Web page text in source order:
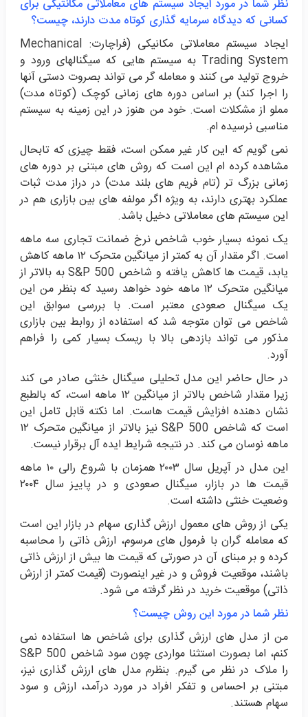
نظر شما در مورد ایجاد سیستم های معاملاتی مکانتیکی برای
کسانی که دیدگاه سرمایه گذاری کوتاه مدت دارند، چیست؟
ایجاد سیستم معاملاتی مکانیکی (فراچارت: Mechanical
Trading System به سیستم هایی که سیگنالهای ورود و
خروج تولید می کنند و معامله گر می تواند بصروت دستی آنها
را اجرا کند) بر اساس دوره های زمانی کوچک (کوتاه مدت)
مملو از مشکلات است. خود من هنوز در این زمینه به سیستم
مناسبی نرسیده ام.
نمی گویم که این کار غیر ممکن است، فقط چیزی که تابحال
مشاهده کرده ام این است که روش های مبتنی بر دوره های
زمانی بزرگ تر (تام فریم های بلند مدت) در دراز مدت ثبات
عملکرد بهتری دارند، به ویژه اگر مولفه های بین بازاری هم در
این سیستم های معاملاتی دخیل باشد.
یک نمونه بسیار خوب شاخص نرخ ضمانت تجاری سه ماهه
است. اگر مقدار آن به کمتر از میانگین متحرک ۱۲ ماهه کاهش
یابد، قیمت ها کاهش یافته و شاخص S&P 500 به بالاتر از
میانگین متحرک ۱۲ ماهه خود خواهد رسید که بنظر من این
یک سیگنال صعودی معتبر است. با بررسی سوابق این
شاخص می توان متوجه شد که استفاده از روابط بین بازاری
مذکور می تواند بازدهی بالا با ریسک بسیار کمی را فراهم
آورد.
در حال حاضر این مدل تحلیلی سیگنال خنثی صادر می کند
زیرا مقدار شاخص بالاتر از میانگین ۱۲ ماهه است، که بالطبع
نشان دهنده افزایش قیمت هاست. اما نکته قابل تامل این
است که شاخص S&P 500 نیز بالاتر از میانگین متحرک ۱۲
ماهه نوسان می کند. در نتیجه شرایط ایده آل برقرار نیست.
این مدل در آپریل سال ۲۰۰۳ همزمان با شروع رالی ۱۰ ماهه
قیمت ها در بازار، سیگنال صعودی و در پاییز سال ۲۰۰۴
وضعیت خنثی داشته است.
یکی از روش های معمول ارزش گذاری سهام در بازار این است
که معامله گران با فرمول های مرسوم، ارزش ذاتی را محاسبه
کرده و بر مبنای آن در صورتی که قیمت ها بیش از ارزش ذاتی
باشند، موقعیت فروش و در غیر اینصورت (قیمت کمتر از ارزش
ذاتی) موقعیت خرید در نظر گرفته می شود.
نظر شما در مورد این روش چیست؟
من از مدل های ارزش گذاری برای شاخص ها استفاده نمی
کنم، اما بصورت استثنا مواردی چون سود شاخص S&P 500
را ملاک در نظر می گیرم. بنظرم مدل های ارزش گذاری نیز،
مبتنی بر احساس و تفکر افراد در مورد درآمد، ارزش و سود
سهام هستند.